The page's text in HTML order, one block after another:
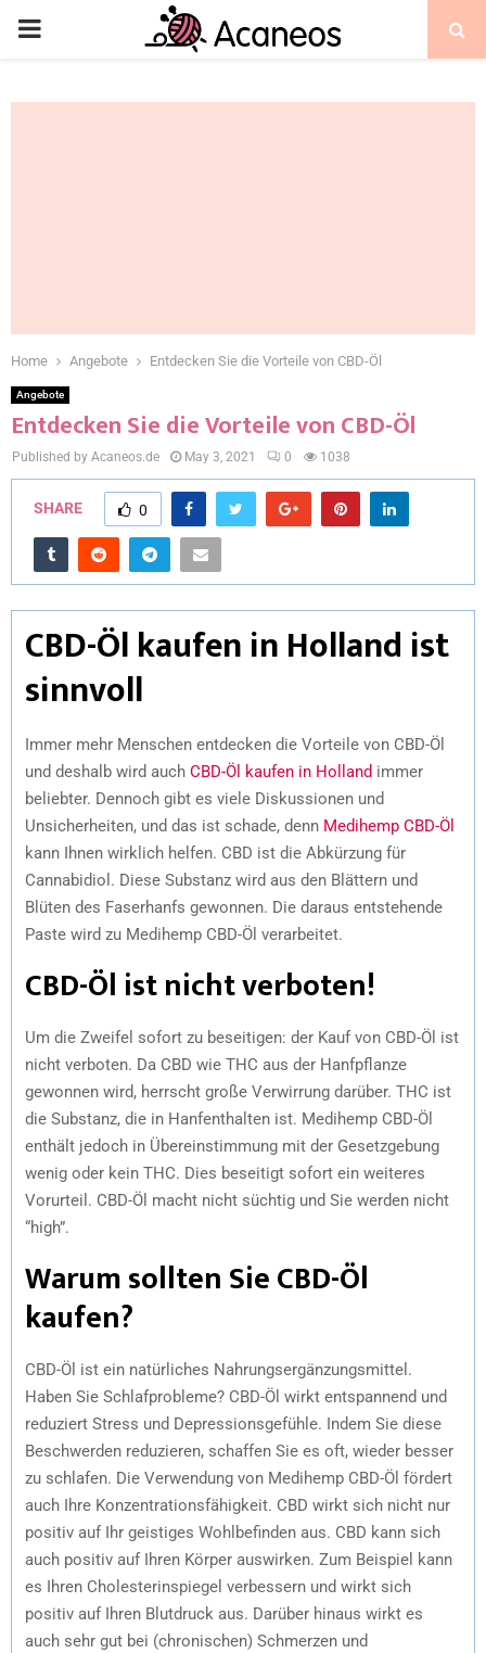
Home Angebote Entdecken Sie die Vorteile von CBD-Öl
Angebote
Entdecken Sie die Vorteile von CBD-Öl
Published by Acaneos.de May 3, 2021 0 1038
SHARE 0
CBD-Öl kaufen in Holland ist
sinnvoll
Immer mehr Menschen entdecken die Vorteile von CBD-Öl
und deshalb wird auch CBD-Öl kaufen in Holland immer
beliebter. Dennoch gibt es viele Diskussionen und
Unsicherheiten, und das ist schade, denn Medihemp CBD-Öl
kann Ihnen wirklich helfen. CBD ist die Abkürzung für
Cannabidiol. Diese Substanz wird aus den Blättern und
Blüten des Faserhanfs gewonnen. Die daraus entstehende
Paste wird zu Medihemp CBD-Öl verarbeitet.
CBD-Öl ist nicht verboten!
Um die Zweifel sofort zu beseitigen: der Kauf von CBD-Öl ist
nicht verboten. Da CBD wie THC aus der Hanfpflanze
gewonnen wird, herrscht große Verwirrung darüber. THC ist
die Substanz, die in Hanfenthalten ist. Medihemp CBD-Öl
enthält jedoch in Übereinstimmung mit der Gesetzgebung
wenig oder kein THC. Dies beseitigt sofort ein weiteres
Vorurteil. CBD-Öl macht nicht süchtig und Sie werden nicht
“high”.
Warum sollten Sie CBD-Öl
kaufen?
CBD-Öl ist ein natürliches Nahrungsergänzungsmittel.
Haben Sie Schlafprobleme? CBD-Öl wirkt entspannend und
reduziert Stress und Depressionsgefühle. Indem Sie diese
Beschwerden reduzieren, schaffen Sie es oft, wieder besser
zu schlafen. Die Verwendung von Medihemp CBD-Öl fördert
auch Ihre Konzentrationsfähigkeit. CBD wirkt sich nicht nur
positiv auf Ihr geistiges Wohlbefinden aus. CBD kann sich
auch positiv auf Ihren Körper auswirken. Zum Beispiel kann
es Ihren Cholesterinspiegel verbessern und wirkt sich
positiv auf Ihren Blutdruck aus. Darüber hinaus wirkt es
auch sehr gut bei (chronischen) Schmerzen und